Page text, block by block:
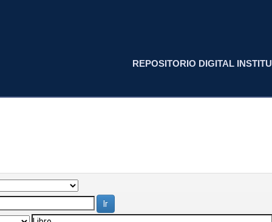
REPOSITORIO DIGITAL